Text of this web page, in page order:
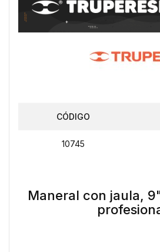
CÓDIGO
10745
Maneral con jaula,